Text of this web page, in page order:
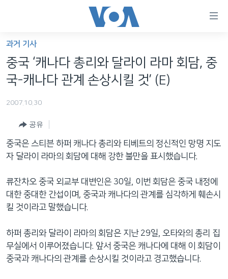
가
능
링
츠
이
동
네
비
세계
프로그램
주파수 안내
언어 선택
과거 기사
중국 ‘캐나다 총리와 달라이 라마 회담, 중
국-캐나다 관계 손상시킬 것’ (E)
2007.10.30
공유
중국은 스티븐 하퍼 캐나다 총리와 티베트의 정신적인 망명 지도
자 달라이 라마의 회담에 대해 강한 불만을 표시했습니다.
류잔차오 중국 외교부 대변인은 30일, 이번 회담은 중국 내정에
대한 중대한 간섭이며, 중국과 캐나다의 관계를 심각하게 훼손시
킬 것이라고 말했습니다.
하퍼 총리와 달라이 라마의 회담은 지난 29일, 오타와의 총리 집
무실에서 이루어졌습니다. 앞서 중국은 캐나다에 대해 이 회담이
중국과 캐나다의 관계를 손상시킬 것이라고 경고했습니다.